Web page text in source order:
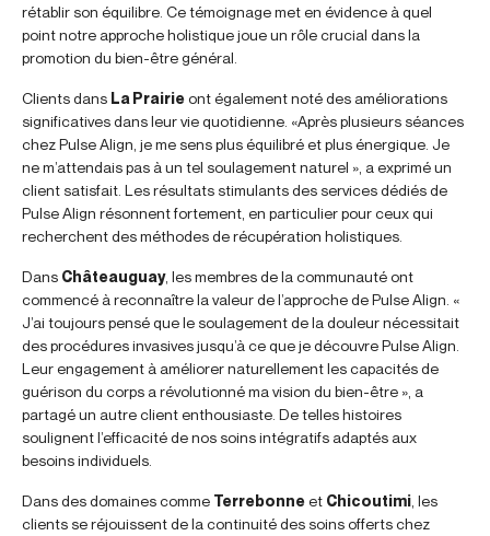
rétablir son équilibre. Ce témoignage met en évidence à quel
point notre approche holistique joue un rôle crucial dans la
promotion du bien-être général.
Clients dans La Prairieont également noté des améliorations
significatives dans leur vie quotidienne. «Après plusieurs séances
chez Pulse Align, je me sens plus équilibré et plus énergique. Je
ne m’attendais pas à un tel soulagement naturel », a exprimé un
client satisfait. Les résultats stimulants des services dédiés de
Pulse Align résonnent fortement, en particulier pour ceux qui
recherchent des méthodes de récupération holistiques.
Dans Châteauguay, les membres de la communauté ont
commencé à reconnaître la valeur de l’approche de Pulse Align. «
J’ai toujours pensé que le soulagement de la douleur nécessitait
des procédures invasives jusqu’à ce que je découvre Pulse Align.
Leur engagement à améliorer naturellement les capacités de
guérison du corps a révolutionné ma vision du bien-être », a
partagé un autre client enthousiaste. De telles histoires
soulignent l’efficacité de nos soins intégratifs adaptés aux
besoins individuels.
Dans des domaines comme Terrebonneet Chicoutimi , les
clients se réjouissent de la continuité des soins offerts chez